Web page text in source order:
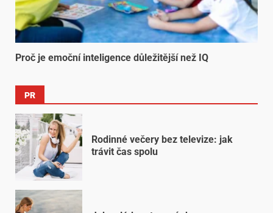
Proč je emoční inteligence důležitější než IQ
PR
Rodinné večery bez televize: jak
trávit čas spolu